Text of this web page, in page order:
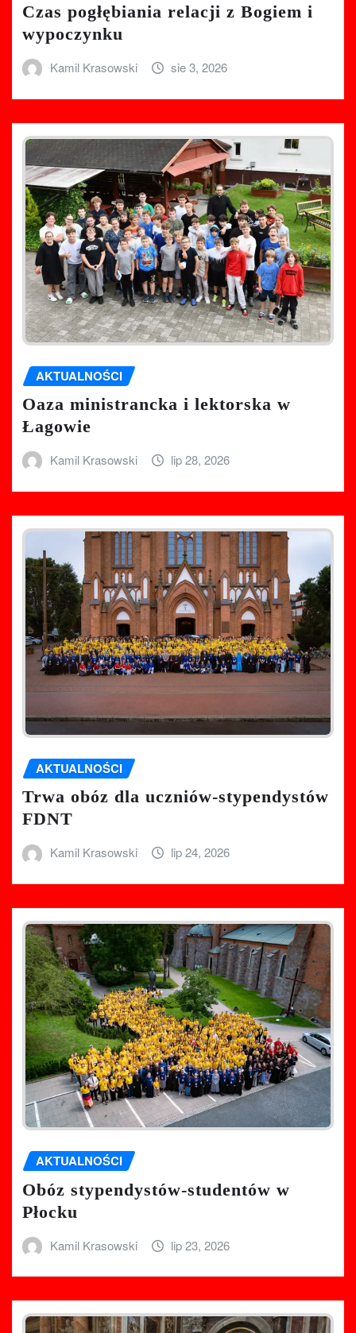
Czas pogłębiania relacji z Bogiem i
wypoczynku
Kamil Krasowski sie 3, 2026
AKTUALNOŚCI
Oaza ministrancka i lektorska w
Łagowie
Kamil Krasowski lip 28, 2026
AKTUALNOŚCI
Trwa obóz dla uczniów-stypendystów
FDNT
Kamil Krasowski lip 24, 2026
AKTUALNOŚCI
Obóz stypendystów-studentów w
Płocku
Kamil Krasowski lip 23, 2026